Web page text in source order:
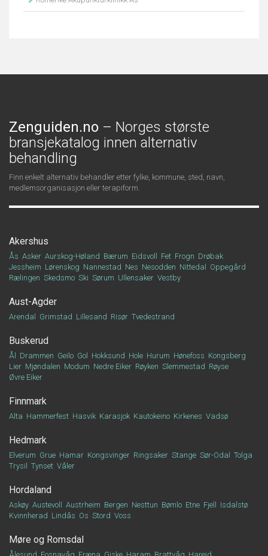
Zenguiden.no – Norges største
bransjekatalog innen alternativ
behandling
Finn enkelt alternativ behandler etter fylke, kommune, sted, navn,
medlemsorganisasjon eller terapiform.
Akershus
Ås Asker Aurskog-Høland Bærum Eidsvoll Fet Frogn Drøbak
Jessheim Lørenskog Nannestad Nes Nesodden Nittedal
Oppegård
Rælingen Skedsmo Ski Sørum Ullensaker Vestby
Aust-Agder
Arendal Grimstad Lillesand Risør Tvedestrand
Buskerud
Ål Drammen Geilo Gol Hokksund Hole Hurum Hønefoss Kongsberg
Lier Mjøndalen Modum Nedre Eiker Røyken Slemmestad Røyse
Øvre Eiker
Finnmark
Alta Hammerfest Hasvik Karasjok Kautokeino Kirkenes Vadsø
Hedmark
Elverum Grue Hamar Kongsvinger Ringsaker Stange Sør-Odal
Tolga
Trysil
Tynset Våler
Hordaland
Askøy Austevoll Austrheim Bergen Nesttun Bømlo Etne Fjell
Isdalstø
Kvinnherad Lindås Os Stord Voss
Møre og Romsdal